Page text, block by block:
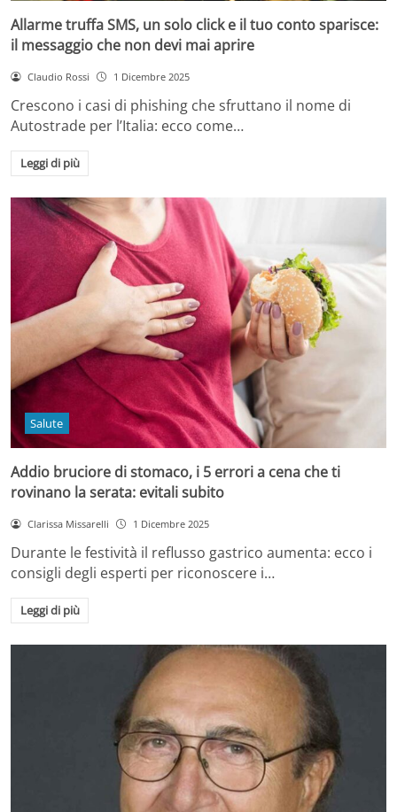
Allarme truffa SMS, un solo click e il tuo conto sparisce:
il messaggio che non devi mai aprire
Claudio Rossi 1 Dicembre 2025
Crescono i casi di phishing che sfruttano il nome di
Autostrade per l’Italia: ecco come…
Leggi di più
Salute
Addio bruciore di stomaco, i 5 errori a cena che ti
rovinano la serata: evitali subito
Clarissa Missarelli 1 Dicembre 2025
Durante le festività il reflusso gastrico aumenta: ecco i
consigli degli esperti per riconoscere i…
Leggi di più